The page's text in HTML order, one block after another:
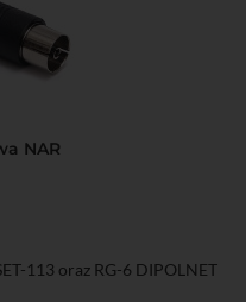
NAR
113 oraz RG-6 DIPOLNET